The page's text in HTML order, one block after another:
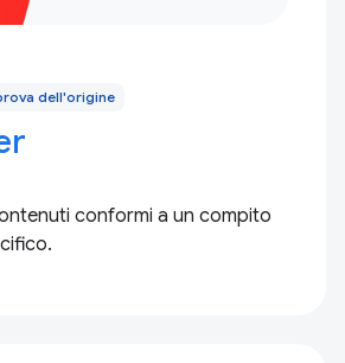
dell'origine
conformi a un compito